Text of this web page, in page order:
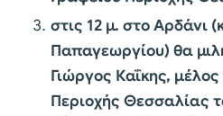
στις 12 μ. στο Αρδάνι
Παπαγεωργίου) θα
Γιώργος Καΐκης,
Περιοχής Θεσσαλίας